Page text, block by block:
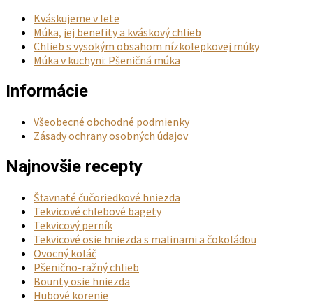
Kváskujeme v lete
Múka, jej benefity a kváskový chlieb
Chlieb s vysokým obsahom nízkolepkovej múky
Múka v kuchyni: Pšeničná múka
Informácie
Všeobecné obchodné podmienky
Zásady ochrany osobných údajov
Najnovšie recepty
Šťavnaté čučoriedkové hniezda
Tekvicové chlebové bagety
Tekvicový perník
Tekvicové osie hniezda s malinami a čokoládou
Ovocný koláč
Pšenično-ražný chlieb
Bounty osie hniezda
Hubové korenie